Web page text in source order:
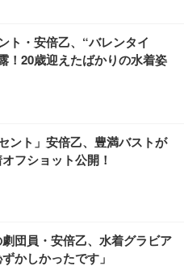
ト・安倍乙、“バレンタイ
！20歳迎えたばかりの水着姿
ント」安倍乙、豊満バストが
フショット公開！
団員・安倍乙、水着グラビア
かしかったです」